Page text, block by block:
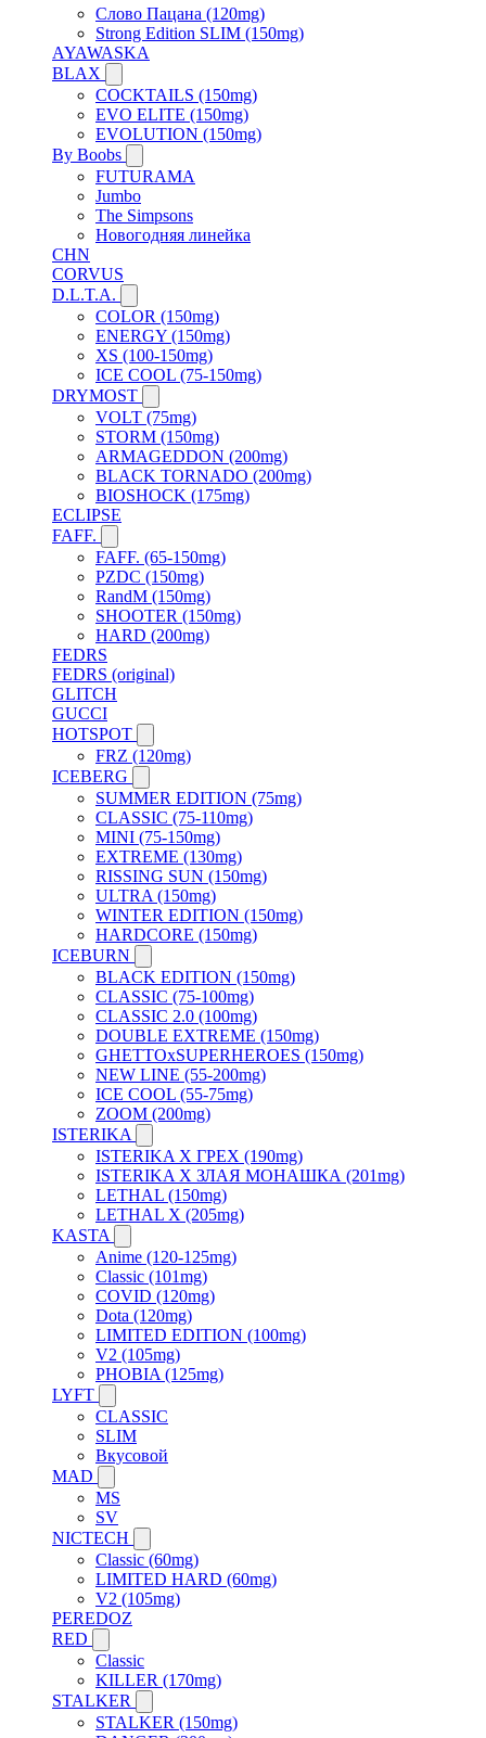
Слово Пацана (120mg)
Strong Edition SLIM (150mg)
AYAWASKA
BLAX
COCKTAILS (150mg)
EVO ELITE (150mg)
EVOLUTION (150mg)
By Boobs
FUTURAMA
Jumbo
The Simpsons
Новогодняя линейка
CHN
CORVUS
D.L.T.A.
COLOR (150mg)
ENERGY (150mg)
XS (100-150mg)
ICE COOL (75-150mg)
DRYMOST
VOLT (75mg)
STORM (150mg)
ARMAGEDDON (200mg)
BLACK TORNADO (200mg)
BIOSHOCK (175mg)
ECLIPSE
FAFF.
FAFF. (65-150mg)
PZDC (150mg)
RandM (150mg)
SHOOTER (150mg)
HARD (200mg)
FEDRS
FEDRS (original)
GLITCH
GUCCI
HOTSPOT
FRZ (120mg)
ICEBERG
SUMMER EDITION (75mg)
CLASSIC (75-110mg)
MINI (75-150mg)
EXTREME (130mg)
RISSING SUN (150mg)
ULTRA (150mg)
WINTER EDITION (150mg)
HARDCORE (150mg)
ICEBURN
BLACK EDITION (150mg)
CLASSIC (75-100mg)
CLASSIC 2.0 (100mg)
DOUBLE EXTREME (150mg)
GHETTOxSUPERHEROES (150mg)
NEW LINE (55-200mg)
ICE COOL (55-75mg)
ZOOM (200mg)
ISTERIKA
ISTERIKA X ГРЕХ (190mg)
ISTERIKA X ЗЛАЯ МОНАШКА (201mg)
LETHAL (150mg)
LETHAL X (205mg)
KASTA
Anime (120-125mg)
Classic (101mg)
COVID (120mg)
Dota (120mg)
LIMITED EDITION (100mg)
V2 (105mg)
PHOBIA (125mg)
LYFT
CLASSIC
SLIM
Вкусовой
MAD
MS
SV
NICTECH
Classic (60mg)
LIMITED HARD (60mg)
V2 (105mg)
PEREDOZ
RED
Classic
KILLER (170mg)
STALKER
STALKER (150mg)